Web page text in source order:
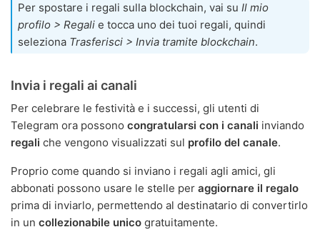
Per spostare i regali sulla blockchain, vai su Il mio
profilo > Regali e tocca uno dei tuoi regali, quindi
seleziona Trasferisci > Invia tramite blockchain.
Invia i regali ai canali
Per celebrare le festività e i successi, gli utenti di
Telegram ora possono congratularsi con i canali inviando
regali che vengono visualizzati sul profilo del canale.
Proprio come quando si inviano i regali agli amici, gli
abbonati possono usare le stelle per aggiornare il regalo
prima di inviarlo, permettendo al destinatario di convertirlo
in un collezionabile unico gratuitamente.